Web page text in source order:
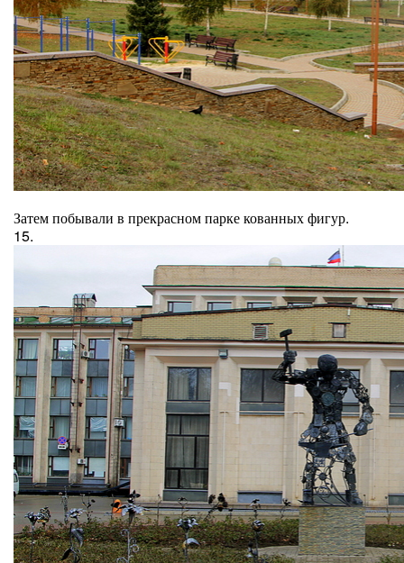
Затем побывали в прекрасном парке кованных фигур.
15.